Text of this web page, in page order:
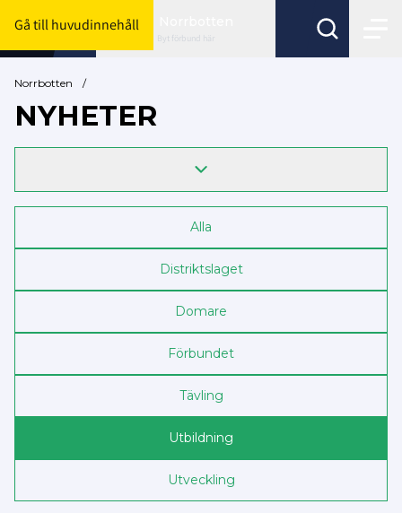
Gå till huvudinnehåll
Byt förbund här
Norrbotten /
NYHETER
Alla
Distriktslaget
Domare
Förbundet
Tävling
Utbildning
Utveckling